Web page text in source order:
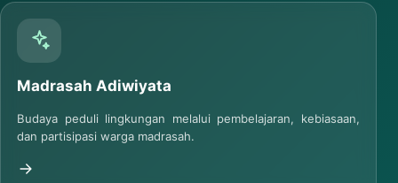
Madrasah Adiwiyata
Budaya peduli lingkungan melalui pembelajaran, kebiasaan,
dan partisipasi warga madrasah.